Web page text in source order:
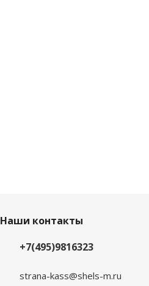
Наши контакты
+7(495)9816323
strana-kass@shels-m.ru